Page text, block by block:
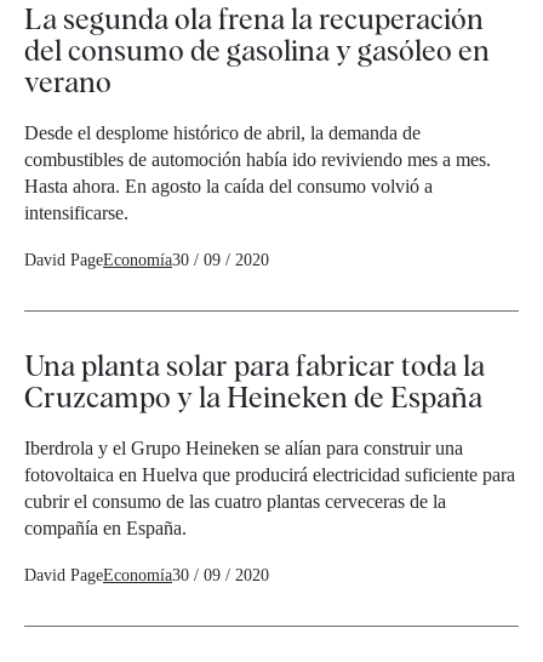
La segunda ola frena la recuperación
del consumo de gasolina y gasóleo en
verano
Desde el desplome histórico de abril, la demanda de
combustibles de automoción había ido reviviendo mes a mes.
Hasta ahora. En agosto la caída del consumo volvió a
intensificarse.
David PageEconomía30 / 09 / 2020
Una planta solar para fabricar toda la
Cruzcampo y la Heineken de España
Iberdrola y el Grupo Heineken se alían para construir una
fotovoltaica en Huelva que producirá electricidad suficiente para
cubrir el consumo de las cuatro plantas cerveceras de la
compañía en España.
David PageEconomía30 / 09 / 2020